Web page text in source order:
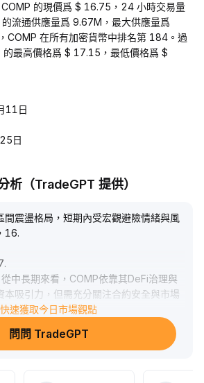
的現價爲 $ 16.75，24 小時交易量
流通供應量爲 9.67M，最大供應量爲
COMP 在所有加密貨幣中排名第 184。過
最高價格爲 $ 17.15，最低價格爲 $
11日
日
析（TradeGPT 提供）
間震盪格局，短期內受宏觀避險情緒與風
16.
.
中長期來看，COMP依靠其DeFi治理與
本吸引力，但需充分關注合約安全與市場
以16.
，控制風險部位，靜待中長期價值回歸訊
快速獲取今日市場觀點
問問 TradeGPT